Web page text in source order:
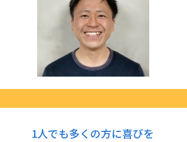
1人でも多くの方に喜びを